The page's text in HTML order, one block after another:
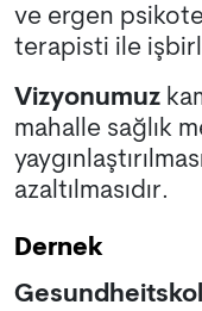
ve ergen
terapisti ile
Vizyonumuz
mahalle sağlık
azaltılmasıdır.
Dernek